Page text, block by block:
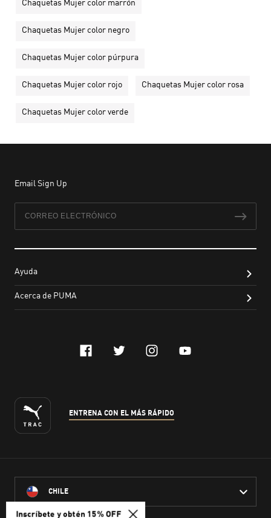
Chaquetas Mujer color marrón
Chaquetas Mujer color negro
Chaquetas Mujer color púrpura
Chaquetas Mujer color rojo Chaquetas Mujer color rosa
Chaquetas Mujer color verde
Inscríbete y obtén 15% OFF